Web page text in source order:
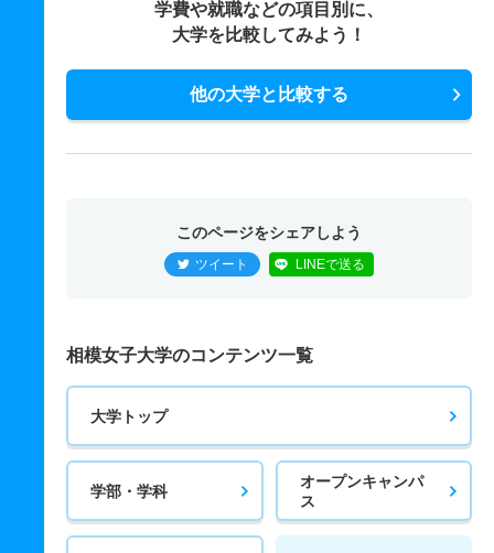
学費や就職などの項目別に、
大学を比較してみよう！
他の大学と比較する
このページをシェアしよう
ツイート LINEで送る
相模女子大学のコンテンツ一覧
大学トップ
学部・学科
オープンキャンパ
ス